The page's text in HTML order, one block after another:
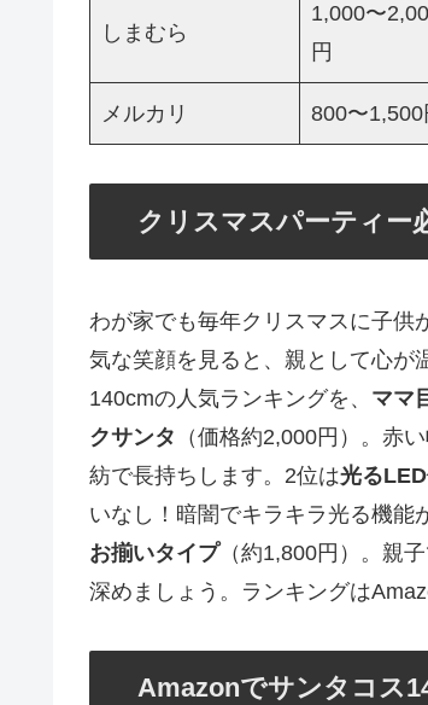
しまむら
1,000〜
円
メルカリ 800〜1,500
クリスマスパーティー
わが家でも毎年クリスマスに子供
気な笑顔を見ると、親として心が
140cmの人気ランキングを、 ママ
クサンタ （価格約2,000円）。赤
紡で長持ちします。2位は光る
いなし！暗闇でキラキラ光る機能
お揃いタイプ（約1,800円）。親
深めましょう。ランキングは
Amazonでサンタコス